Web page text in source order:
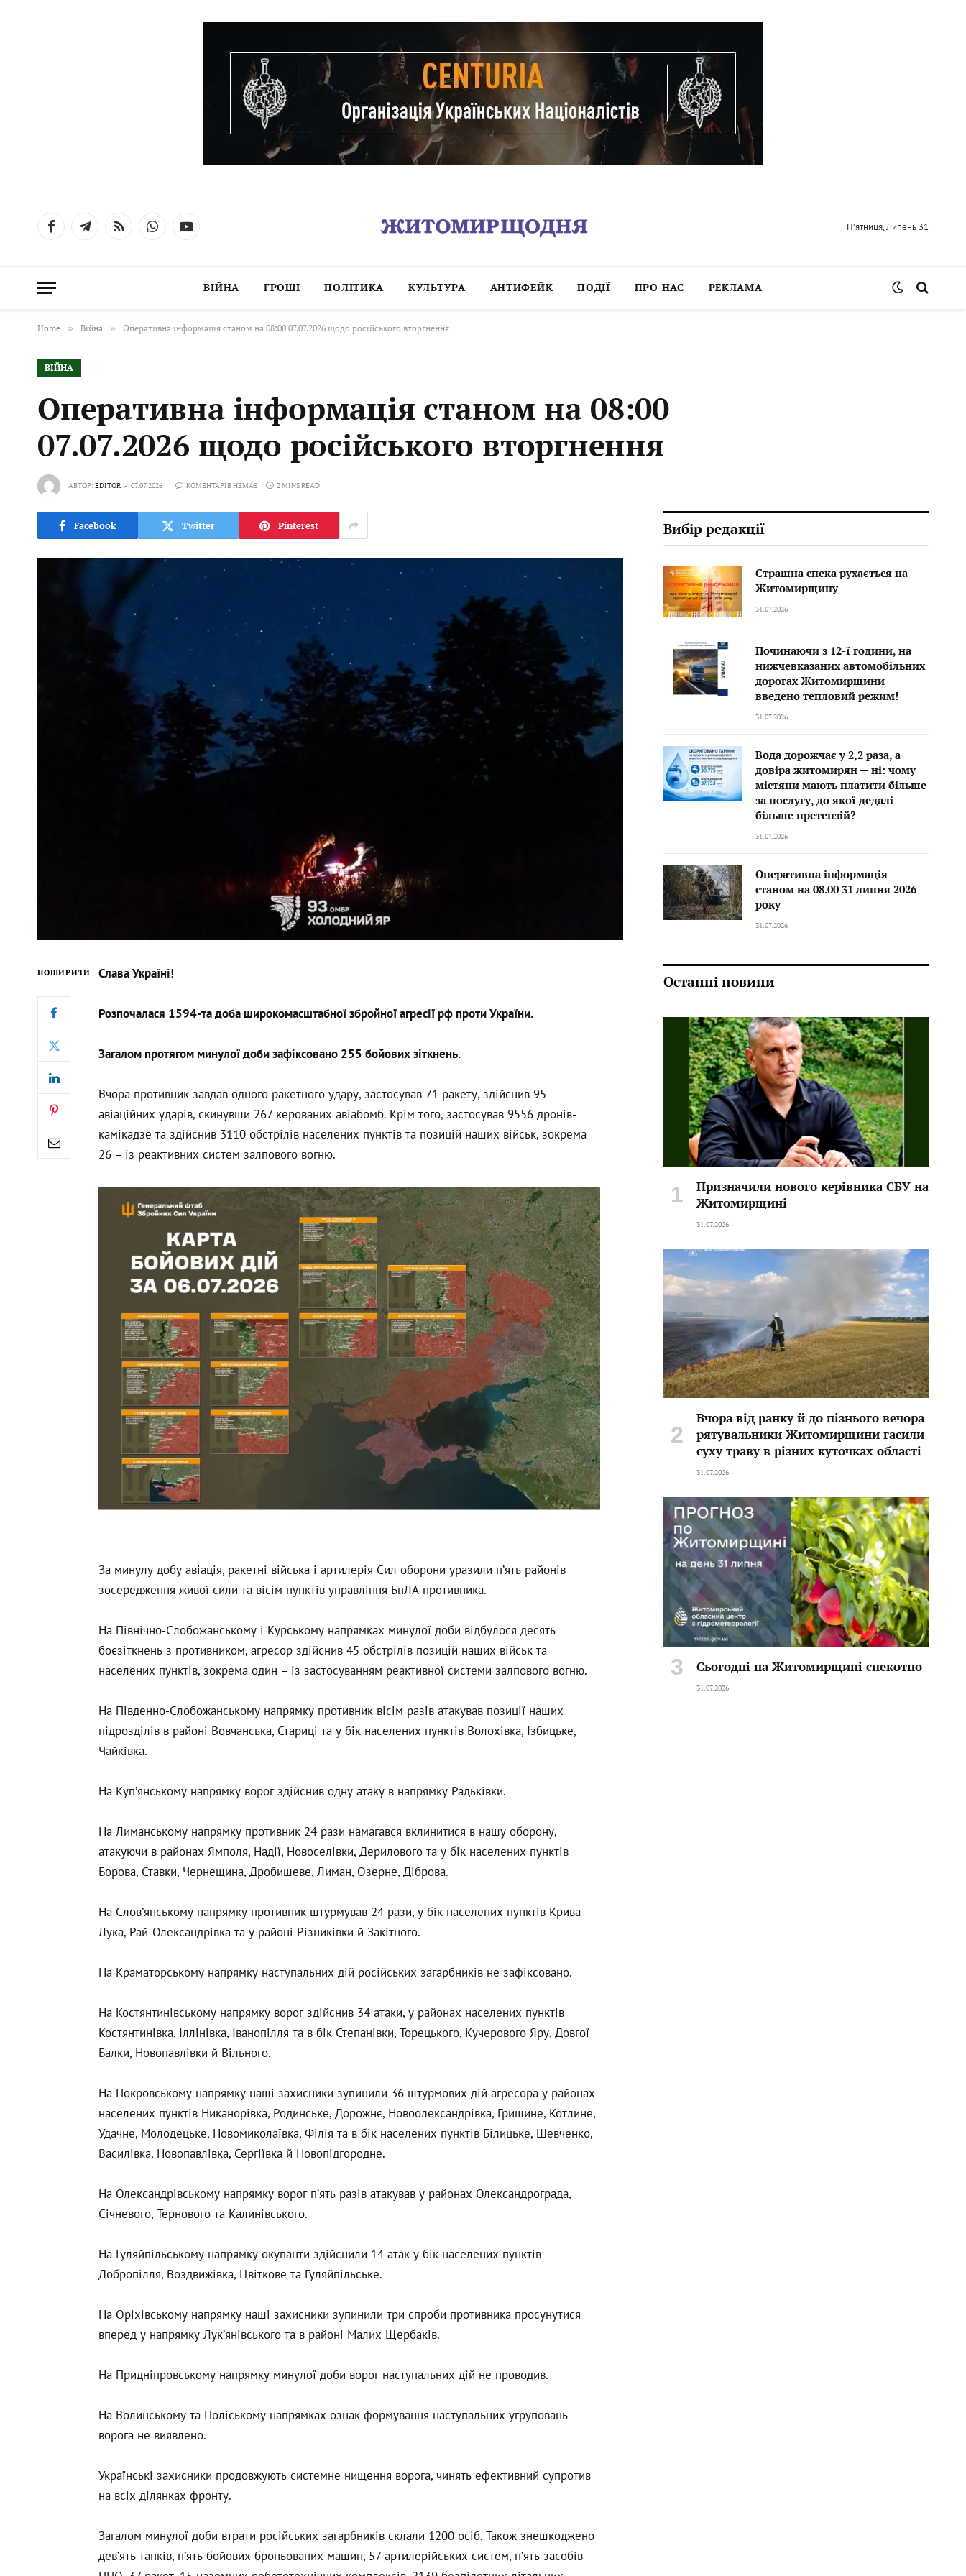
FacebookTelegramRSS WhatsAppYouTube П’ятниця, Липень 31
ВІЙНА ГРОШІ ПОЛІТИКА КУЛЬТУРА АНТИФЕЙК ПОДІЇ ПРО НАС РЕКЛАМА
Home » Війна » Оперативна інформація станом на 08:00 07.07.2026 щодо російського вторгнення
ВІЙНА
Оперативна інформація станом на 08:00
07.07.2026 щодо російського вторгнення
АВТОР:EDITOR 07.07.2026 КОМЕНТАРІВ НЕМАЄ 2 MINS READ
Facebook Twitter Pinterest
ПОШИРИТИ Слава Україні!
Розпочалася 1594-та доба широкомасштабної збройної агресії рф проти України.
Загалом протягом минулої доби зафіксовано 255 бойових зіткнень.
Вчора противник завдав одного ракетного удару, застосував 71 ракету, здійснив 95
авіаційних ударів, скинувши 267 керованих авіабомб. Крім того, застосував 9556 дронів-
камікадзе та здійснив 3110 обстрілів населених пунктів та позицій наших військ, зокрема
26 – із реактивних систем залпового вогню.
За минулу добу авіація, ракетні війська і артилерія Сил оборони уразили п’ять районів
зосередження живої сили та вісім пунктів управління БпЛА противника.
На Північно-Слобожанському і Курському напрямках минулої доби відбулося десять
боєзіткнень з противником, агресор здійснив 45 обстрілів позицій наших військ та
населених пунктів, зокрема один – із застосуванням реактивної системи залпового вогню.
На Південно-Слобожанському напрямку противник вісім разів атакував позиції наших
підрозділів в районі Вовчанська, Стариці та у бік населених пунктів Волохівка, Ізбицьке,
Чайківка.
На Куп’янському напрямку ворог здійснив одну атаку в напрямку Радьківки.
На Лиманському напрямку противник 24 рази намагався вклинитися в нашу оборону,
атакуючи в районах Ямполя, Надії, Новоселівки, Дерилового та у бік населених пунктів
Борова, Ставки, Чернещина, Дробишеве, Лиман, Озерне, Діброва.
На Слов’янському напрямку противник штурмував 24 рази, у бік населених пунктів Крива
Лука, Рай-Олександрівка та у районі Різниківки й Закітного.
На Краматорському напрямку наступальних дій російських загарбників не зафіксовано.
На Костянтинівському напрямку ворог здійснив 34 атаки, у районах населених пунктів
Костянтинівка, Іллінівка, Іванопілля та в бік Степанівки, Торецького, Кучерового Яру, Довгої
Балки, Новопавлівки й Вільного.
На Покровському напрямку наші захисники зупинили 36 штурмових дій агресора у районах
населених пунктів Никанорівка, Родинське, Дорожнє, Новоолександрівка, Гришине, Котлине,
Удачне, Молодецьке, Новомиколаївка, Філія та в бік населених пунктів Білицьке, Шевченко,
Василівка, Новопавлівка, Сергіївка й Новопідгородне.
На Олександрівському напрямку ворог п’ять разів атакував у районах Олександрограда,
Січневого, Тернового та Калинівського.
На Гуляйпільському напрямку окупанти здійснили 14 атак у бік населених пунктів
Добропілля, Воздвижівка, Цвіткове та Гуляйпільське.
На Оріхівському напрямку наші захисники зупинили три спроби противника просунутися
вперед у напрямку Лук’янівського та в районі Малих Щербаків.
На Придніпровському напрямку минулої доби ворог наступальних дій не проводив.
На Волинському та Поліському напрямках ознак формування наступальних угруповань
ворога не виявлено.
Українські захисники продовжують системне нищення ворога, чинять ефективний супротив
на всіх ділянках фронту.
Загалом минулої доби втрати російських загарбників склали 1200 осіб. Також знешкоджено
дев’ять танків, п’ять бойових броньованих машин, 57 артилерійських систем, п’ять засобів
Вибір редакції
Страшна спека рухається на
Житомирщину
31.07.2026
Починаючи з 12-ї години, на
нижчевказаних автомобільних
дорогах Житомирщини
введено тепловий режим!
31.07.2026
Вода дорожчає у 2,2 раза, а
довіра житомирян — ні: чому
містяни мають платити більше
за послугу, до якої дедалі
більше претензій?
31.07.2026
Оперативна інформація
станом на 08.00 31 липня 2026
року
31.07.2026
Останні новини
Призначили нового керівника СБУ на
Житомирщині
31.07.2026
Вчора від ранку й до пізнього вечора
рятувальники Житомирщини гасили
суху траву в різних куточках області
31.07.2026
Сьогодні на Житомирщині спекотно
31.07.2026